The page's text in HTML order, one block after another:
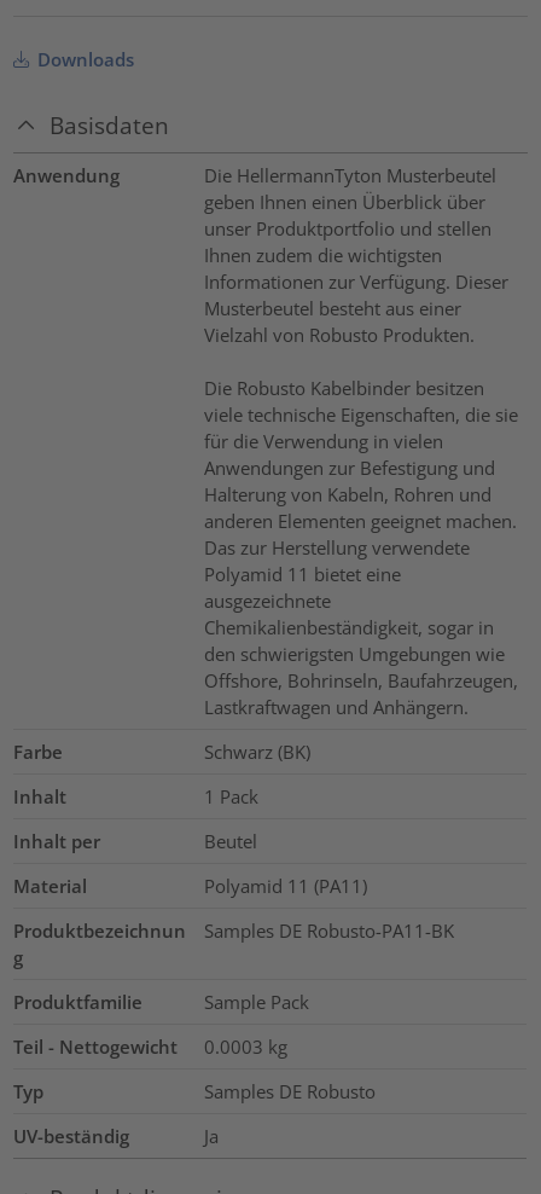
Downloads
Basisdaten
Anwendung
Die HellermannTyton Musterbeutel
geben Ihnen einen Überblick über
unser Produktportfolio und stellen
Ihnen zudem die wichtigsten
Informationen zur Verfügung. Dieser
Musterbeutel besteht aus einer
Vielzahl von Robusto Produkten.
Die Robusto Kabelbinder besitzen
viele technische Eigenschaften, die sie
für die Verwendung in vielen
Anwendungen zur Befestigung und
Halterung von Kabeln, Rohren und
anderen Elementen geeignet machen.
Das zur Herstellung verwendete
Polyamid 11 bietet eine
ausgezeichnete
Chemikalienbeständigkeit, sogar in
den schwierigsten Umgebungen wie
Offshore, Bohrinseln, Baufahrzeugen,
Lastkraftwagen und Anhängern.
Farbe
Schwarz (BK)
Inhalt
1 Pack
Inhalt per
Beutel
Material
Polyamid 11 (PA11)
Produktbezeichnun
g
Samples DE Robusto-PA11-BK
Produktfamilie
Sample Pack
Teil - Nettogewicht
0.0003 kg
Typ
Samples DE Robusto
UV-beständig
Ja